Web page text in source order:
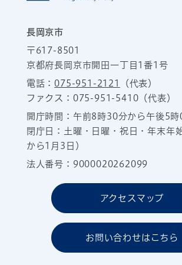
長岡京市
〒617-8501
京都府長岡京市開田一丁目1番1号
電話：075-951-2121
（代表）
ファクス：075-951-5410（代表）
開庁時間：午前8時30分から午後5
閉庁日：土曜・日曜・祝日・年末年
から1月3日）
法人番号：9000020262099
アクセスマップ
お問い合わせはこちら